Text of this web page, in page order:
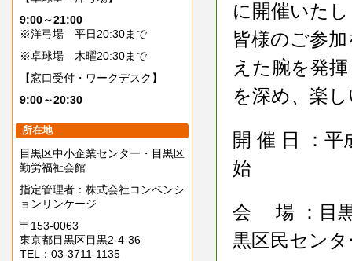
9:00～21:00
※洋弓場 平日20:30まで
※卓球場 木曜20:30まで
【窓口受付・ワークデスク】
9:00～20:30
所在地
目黒区中小企業センター・目黒区
勤労福祉会館
指定管理者：株式会社コンベンシ
ョンリンケージ
〒153-0063
東京都目黒区目黒2-4-36
TEL：03-3711-1135
に開催いた
皆様のご参
えた腕を発
を深め、楽
開 催 日 ：
始
会 場 ：目
黒区民センタ